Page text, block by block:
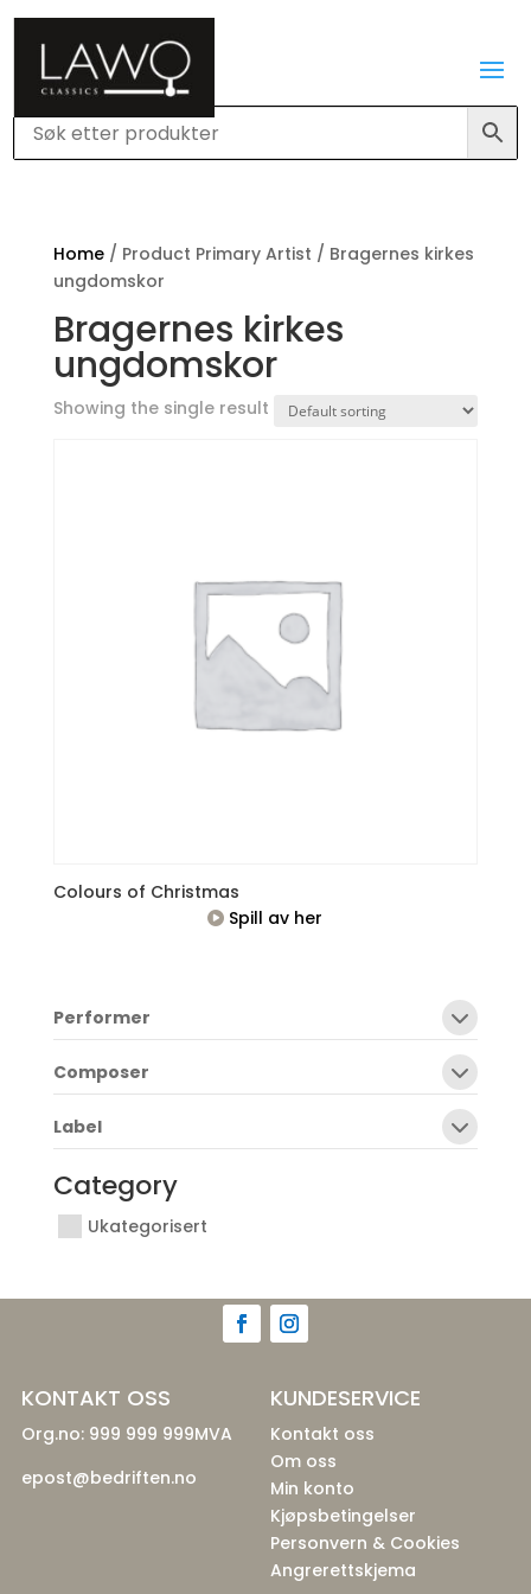
Home/ Product Primary Artist / Bragernes kirkes
ungdomskor
Bragernes kirkes
ungdomskor
Showing the single result
Colours of Christmas
Spill av her
Performer
Composer
Label
Category
Ukategorisert
KONTAKT OSS
Org.no: 999 999 999MVA
epost@bedriften.no
KUNDESERVICE
Kontakt oss
Om oss
Min konto
Kjøpsbetingelser
Personvern & Cookies
Angrerettskjema